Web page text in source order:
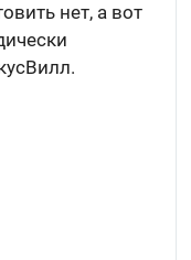
нет, а вот